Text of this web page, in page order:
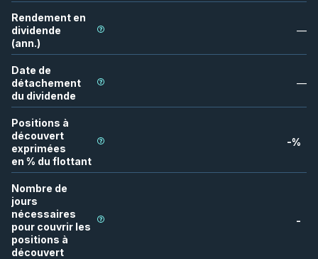
Rendement en
dividende
(ann.)
—
Date de
détachement
du dividende
—
Positions à
découvert
exprimées
en % du flottant
-%
Nombre de
jours
nécessaires
pour couvrir les
positions à
découvert
-